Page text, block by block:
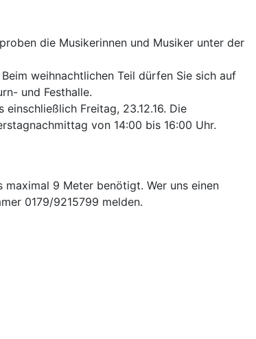
die Musikerinnen und Musiker unter der
weihnachtlichen Teil dürfen Sie sich auf
und Festhalle.
Freitag, 23.12.16. Die
von 14:00 bis 16:00 Uhr.
9 Meter benötigt. Wer uns einen
0179/9215799 melden.